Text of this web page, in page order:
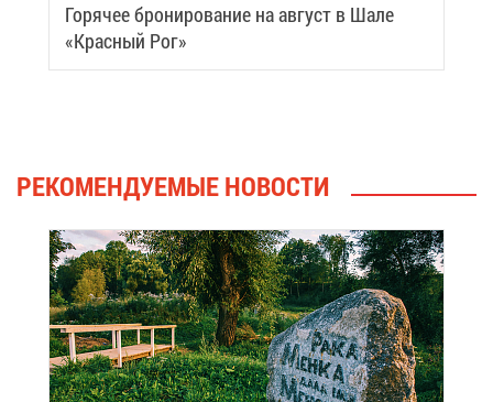
Го­ря­чее бро­ни­ро­ва­ние на ав­густ в Ша­ле
«Крас­ный Рог»
РЕ­КО­МЕН­ДУ­Е­МЫЕ НО­ВО­СТИ